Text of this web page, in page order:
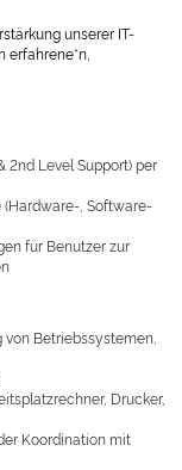
unserer IT-
erfahrene*n,
2nd Level Support) per
, Software-
für Benutzer zur
Betriebssystemen,
Drucker,
Koordination mit